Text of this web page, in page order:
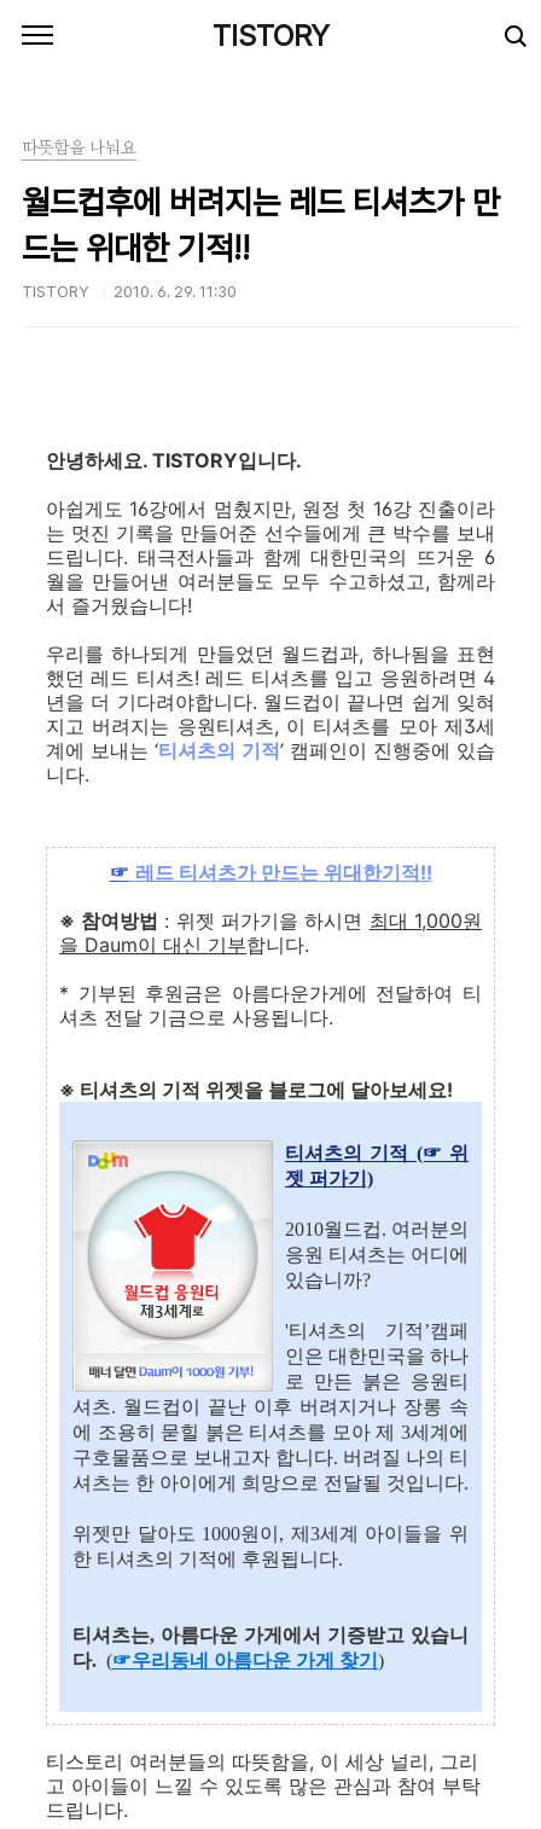
TISTORY
따뜻함을 나눠요
월드컵후에 버려지는 레드 티셔츠가 만
드는 위대한 기적!!
TISTORY 2010. 6. 29. 11:30
안녕하세요. TISTORY입니다.
아쉽게도 16강에서 멈췄지만, 원정 첫 16강 진출이라
는 멋진 기록을 만들어준 선수들에게 큰 박수를 보내
드립니다. 태극전사들과 함께 대한민국의 뜨거운 6
월을 만들어낸 여러분들도 모두 수고하셨고, 함께라
서 즐거웠습니다!
우리를 하나되게 만들었던 월드컵과, 하나됨을 표현
했던 레드 티셔츠! 레드 티셔츠를 입고 응원하려면 4
년을 더 기다려야합니다. 월드컵이 끝나면 쉽게 잊혀
지고 버려지는 응원티셔츠, 이 티셔츠를 모아 제3세
계에 보내는 ‘티셔츠의 기적’ 캠페인이 진행중에 있습
니다.
☞ 레드 티셔츠가 만드는 위대한기적!!
※ 참여방법 : 위젯 퍼가기을 하시면 최대 1,000원
을 Daum이 대신 기부합니다.
* 기부된 후원금은 아름다운가게에 전달하여 티
셔츠 전달 기금으로 사용됩니다.
※ 티셔츠의 기적 위젯을 블로그에 달아보세요!
티셔츠의 기적 (☞ 위
젯 퍼가기)
2010월드컵. 여러분의
응원 티셔츠는 어디에
있습니까?
'티셔츠의 기적’캠페
인은 대한민국을 하나
로 만든 붉은 응원티
셔츠. 월드컵이 끝난 이후 버려지거나 장롱 속
에 조용히 묻힐 붉은 티셔츠를 모아 제 3세계에
구호물품으로 보내고자 합니다. 버려질 나의 티
셔츠는 한 아이에게 희망으로 전달될 것입니다.
위젯만 달아도 1000원이, 제3세계 아이들을 위
한 티셔츠의 기적에 후원됩니다.
티셔츠는, 아름다운 가게에서 기증받고 있습니
다. (☞우리동네 아름다운 가게 찾기 )
티스토리 여러분들의 따뜻함을, 이 세상 널리, 그리
고 아이들이 느낄 수 있도록 많은 관심과 참여 부탁
드립니다.